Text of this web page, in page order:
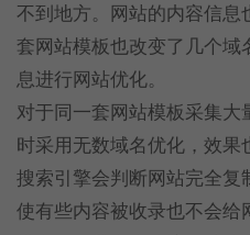
不到地方。网站的内容信
套网站模板也改变了几个
息进行网站优化。
对于同一套网站模板采集大
时采用无数域名优化，效果
搜索引擎会判断网站完全复
使有些内容被收录也不会给